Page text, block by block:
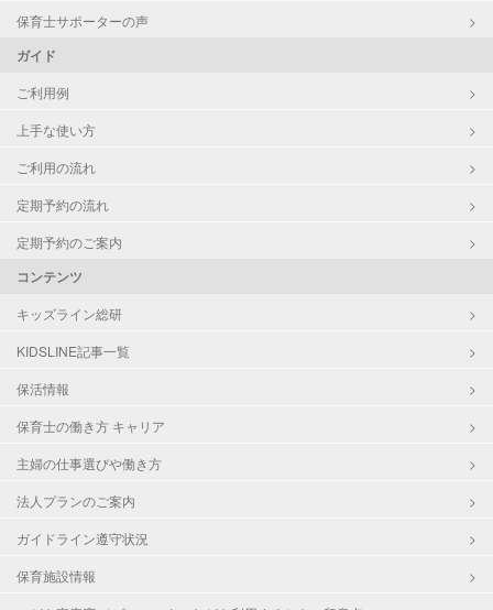
保育士サポーターの声
ガイド
ご利用例
上手な使い方
ご利用の流れ
定期予約の流れ
定期予約のご案内
コンテンツ
キッズライン総研
KIDSLINE記事一覧
保活情報
保育士の働き方 キャリア
主婦の仕事選びや働き方
法人プランのご案内
ガイドライン遵守状況
保育施設情報